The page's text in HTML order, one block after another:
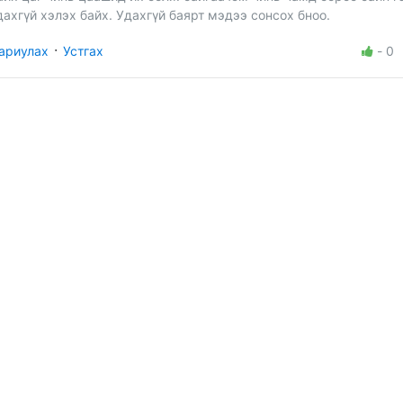
хэлэх байх. Удахгүй баярт мэдээ сонсох бноо.
· Устгах - 0